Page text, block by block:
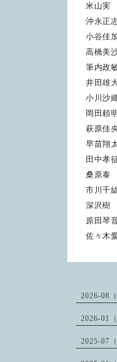
米山実
沖永正
小谷佳
高橋美
筆内政
井田雄
小川沙
岡田頼明
萩原佳
早苗翔
田中孝
桑原泰
市川千
深沢樹
原田琴
佐々木
2026-08（
2026-01（
2025-07（